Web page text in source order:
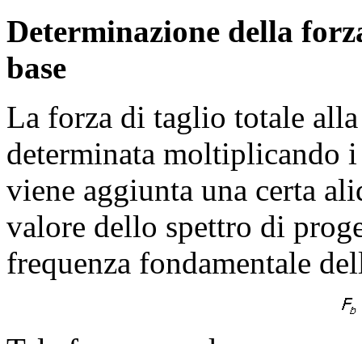
Determinazione della
base
La forza di taglio totale
determinata moltiplicando
viene aggiunta una certa
valore dello spettro di
frequenza fondamentale